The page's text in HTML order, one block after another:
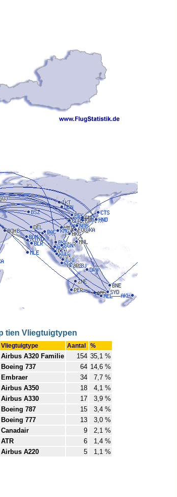
tien Vliegtuigtypen
Vliegtuigtype Aantal %
Airbus A320 Familie 154 35,1 %
Boeing 737 64 14,6 %
Embraer 34
7,7 %
Airbus A350 18
4,1 %
Airbus A330 17
3,9 %
Boeing 787 15
3,4 %
Boeing 777 13
3,0 %
Canadair 9
2,1 %
ATR 6
1,4 %
Airbus A220 5 1,1 %